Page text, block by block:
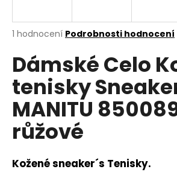
Průměrné
produktu
je
5,0
z
5
hvězdiček.
1 hodnocení Podrobnosti hodnocení
Dámské Celo
tenisky
MANITU
růžové
Kožené sneaker´s Tenisky.
j
t
?